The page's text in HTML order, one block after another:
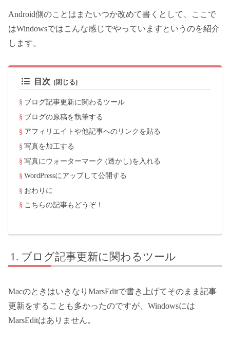
Android側のことはまたいつか改めて書くとして、ここで
はWindowsではこんな感じでやっていますというのを紹介
します。
目次
ブログ記事更新に関わるツール
ブログの原稿を執筆する
アフィリエイトや他記事へのリンクを貼る
写真を加工する
写真にウォーターマーク (透かし)を入れる
WordPressにアップして公開する
おわりに
こちらの記事もどうぞ！
ブログ記事更新に関わるツール
MacのときはいきなりMarsEditで書き上げてそのまま記事
更新をすることも多かったのですが、Windowsには
MarsEditはありません。